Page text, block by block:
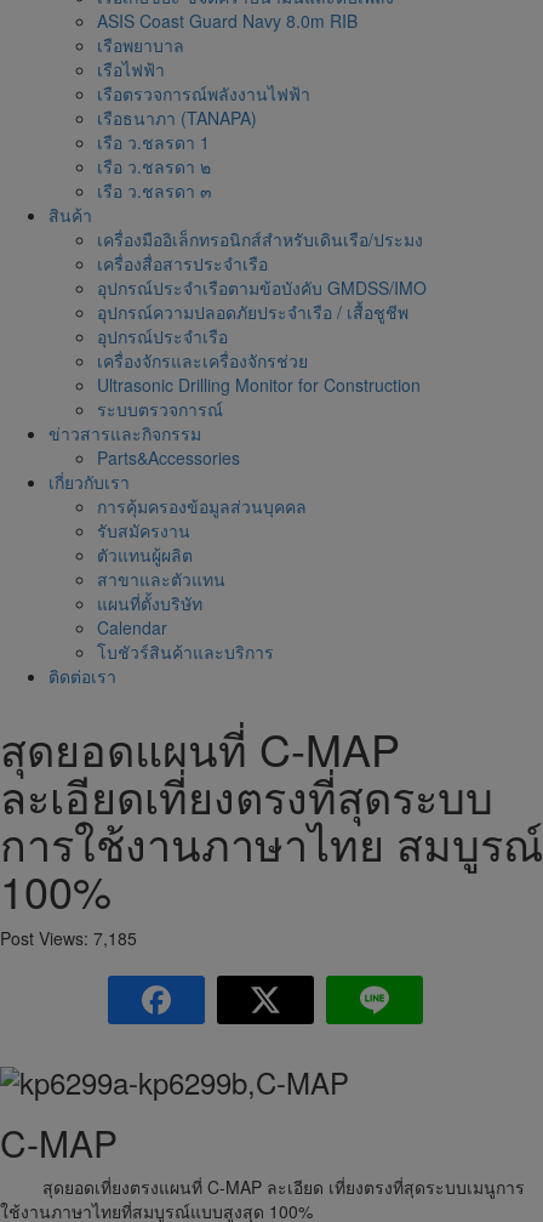
ASIS Coast Guard Navy 8.0m RIB
เรือพยาบาล
เรือไฟฟ้า
เรือตรวจการณ์พลังงานไฟฟ้า
เรือธนาภา (TANAPA)
เรือ ว.ชลรดา 1
เรือ ว.ชลรดา ๒
เรือ ว.ชลรดา ๓
สินค้า
เครื่องมืออิเล็กทรอนิกส์สำหรับเดินเรือ/ประมง
เครื่องสื่อสารประจำเรือ
อุปกรณ์ประจำเรือตามข้อบังคับ GMDSS/IMO
อุปกรณ์ความปลอดภัยประจำเรือ / เสื้อชูชีพ
อุปกรณ์ประจำเรือ
เครื่องจักรและเครื่องจักรช่วย
Ultrasonic Drilling Monitor for Construction
ระบบตรวจการณ์
ข่าวสารและกิจกรรม
Parts&Accessories
เกี่ยวกับเรา
การคุ้มครองข้อมูลส่วนบุคคล
รับสมัครงาน
ตัวแทนผู้ผลิต
สาขาและตัวแทน
แผนที่ตั้งบริษัท
Calendar
โบชัวร์สินค้าและบริการ
ติดต่อเรา
สุดยอดแผนที่ C-MAP
ละเอียดเที่ยงตรงที่สุดระบบ
การใช้งานภาษาไทย สมบูรณ์
100%
Post Views: 7,185
C-MAP
สุดยอดเที่ยงตรงแผนที่ C-MAP ละเอียด เที่ยงตรงที่สุดระบบเมนูการ
ใช้งานภาษาไทยที่สมบูรณ์แบบสูงสุด 100%